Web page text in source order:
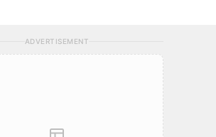
ADVERTISEMENT